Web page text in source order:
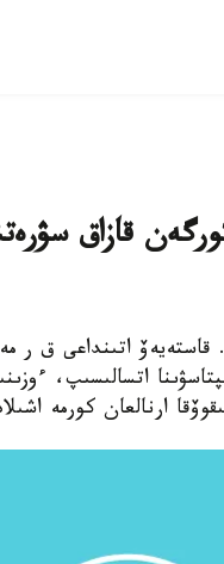
قازاق
-شىلدە كۇنى ءا. قاستەيەۆ
اتسالىسىپ،
ارنالعان كورمە